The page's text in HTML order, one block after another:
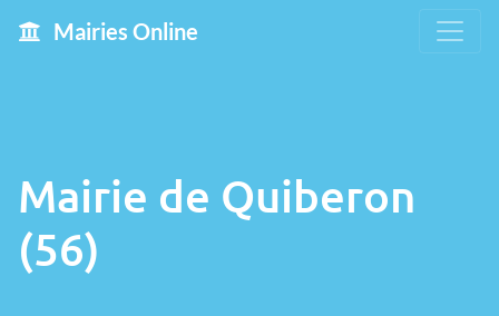
Mairies Online
Mairie de Quiberon
(56)